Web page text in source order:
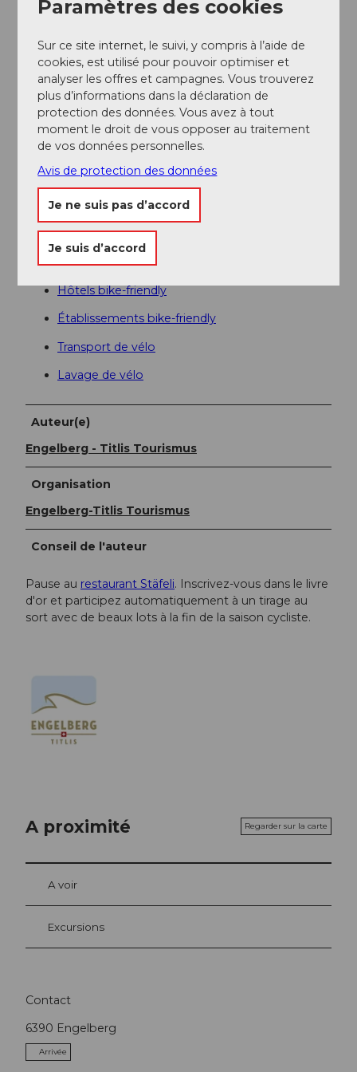
Des parkings payants sont mis à disposition à
Transports en commun
Connexions nationales et internationales (depuis
l'aéroport de Zurich : connexions toutes les demi-
heures avec environ 1 heure de trajet) jusqu'à Lucerne.
Ensuite, avec le Zentralbahn en 43 minutes à travers
un paysage varié et des gorges jusqu’à Engelberg.
Informations supplémentaires / Liens
Code de conduite du VTT
Bikeshops
Écoles de vélo et accompagnement
Hôtels bike-friendly
Établissements bike-friendly
Transport de vélo
Lavage de vélo
Auteur(e)
Engelberg - Titlis Tourismus
Organisation
Engelberg-Titlis Tourismus
Conseil de l'auteur
Pause au restaurant Stäfeli. Inscrivez-vous dans le livre
d'or et participez automatiquement à un tirage au
sort avec de beaux lots à la fin de la saison cycliste.
A proximité Regarder sur la carte
A voir
Excursions
Contact
6390 Engelberg
Arrivée
Paramètres des cookies
Sur ce site internet, le suivi, y compris à l’aide de
cookies, est utilisé pour pouvoir optimiser et
analyser les offres et campagnes. Vous trouverez
plus d’informations dans la déclaration de
protection des données. Vous avez à tout
moment le droit de vous opposer au traitement
de vos données personnelles.
Avis de protection des données
Je ne suis pas d’accord
Je suis d’accord